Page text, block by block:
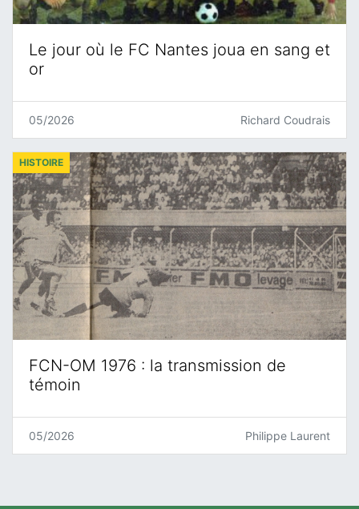
Le jour où le FC Nantes joua en sang et
or
05/2026 Richard Coudrais
FCN-OM 1976 : la transmission de
témoin
HISTOIRE
05/2026 Philippe Laurent